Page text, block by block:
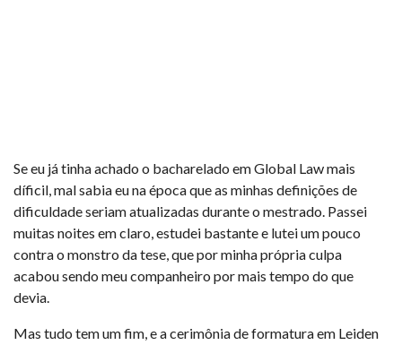
Se eu já tinha achado o bacharelado em Global Law mais
díficil, mal sabia eu na época que as minhas definições de
dificuldade seriam atualizadas durante o mestrado. Passei
muitas noites em claro, estudei bastante e lutei um pouco
contra o monstro da tese, que por minha própria culpa
acabou sendo meu companheiro por mais tempo do que
devia.
Mas tudo tem um fim, e a cerimônia de formatura em Leiden